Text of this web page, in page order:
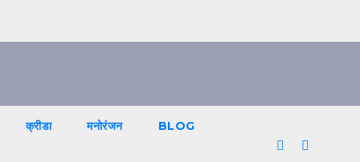
क्रीडा मनोरंजन BLOG